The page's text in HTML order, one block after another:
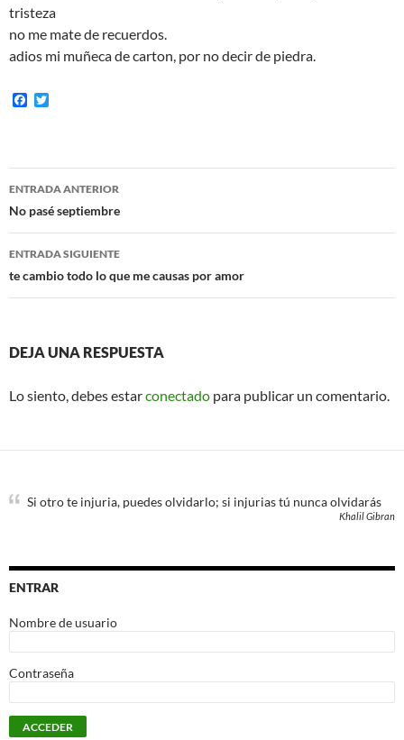
tristeza
no me mate de recuerdos.
adios mi muñeca de carton, por no decir de piedra.
F
o
o
e
r
Navegación
de
entradas
ENTRADA ANTERIOR
No pasé septiembre
ENTRADA SIGUIENTE
te cambio todo lo que me causas por amor
DEJA UNA RESPUESTA
Lo siento, debes estarconectado para publicar un comentario.
Si otro te injuria, puedes olvidarlo; si injurias tú nunca olvidarás
Khalil Gibran
ENTRAR
Nombre de usuario
Contraseña